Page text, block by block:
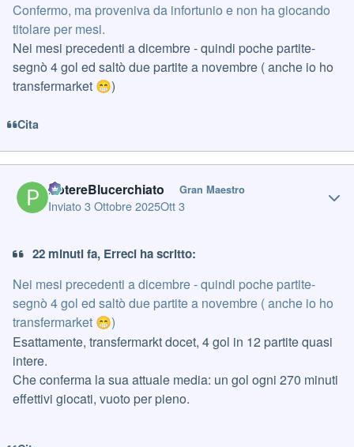
Confermo, ma proveniva da infortunio e non ha giocando
titolare per mesi.
Nei mesi precedenti a dicembre - quindi poche partite-
segnò 4 gol ed saltò due partite a novembre ( anche io ho
transfermarket 😁)
Cita
PotereBlucerchiato Gran Maestro
Inviato3 Ottobre 2025Ott 3
22 minuti fa, Erreci ha scritto:
Nei mesi precedenti a dicembre - quindi poche partite-
segnò 4 gol ed saltò due partite a novembre ( anche io ho
transfermarket 😁)
Esattamente, transfermarkt docet, 4 gol in 12 partite quasi
intere.
Che conferma la sua attuale media: un gol ogni 270 minuti
effettivi giocati, vuoto per pieno.